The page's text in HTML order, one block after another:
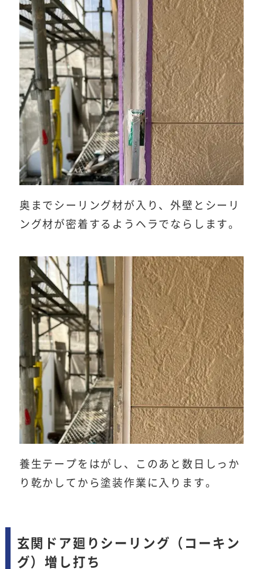
奥までシーリング材が入り、外壁とシーリ
ング材が密着するようヘラでならします。
養生テープをはがし、このあと数日しっか
り乾かしてから塗装作業に入ります。
玄関ドア廻りシーリング（コーキン
グ）増し打ち